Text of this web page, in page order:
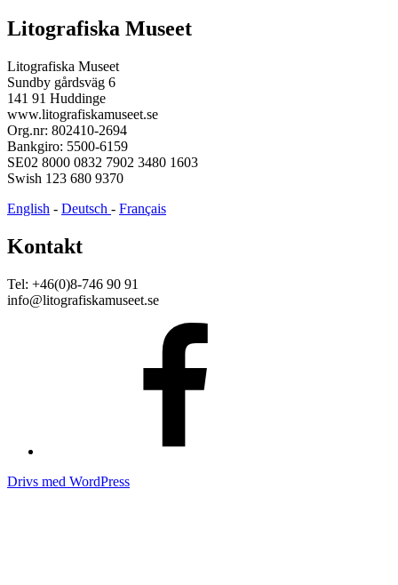
Litografiska Museet
Litografiska Museet
Sundby gårdsväg 6
141 91 Huddinge
www.litografiskamuseet.se
Org.nr: 802410-2694
Bankgiro: 5500-6159
SE02 8000 0832 7902 3480 1603
Swish 123 680 9370
English - Deutsch - Français
Kontakt
Tel: +46(0)8-746 90 91
info@litografiskamuseet.se
Drivs med WordPress